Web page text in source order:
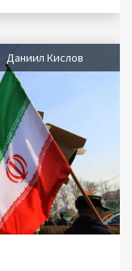
Даниил Кислов